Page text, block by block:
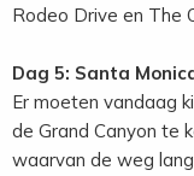
Rodeo Drive en The
Dag 5: Santa
Er moeten vandaag
de Grand Canyon te
waarvan de weg